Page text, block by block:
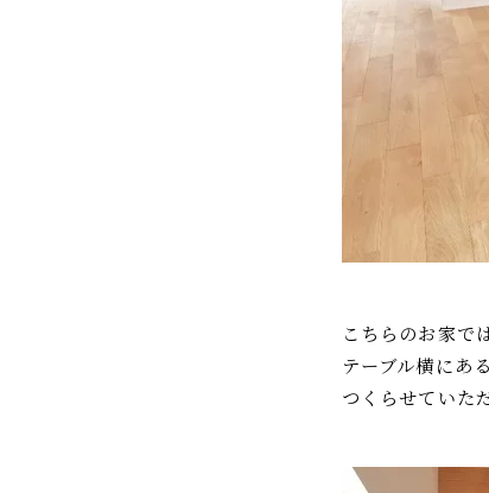
こちらのお家で
テーブル横にあ
つくらせていた